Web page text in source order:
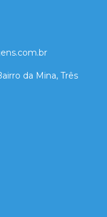
da Mina, Três